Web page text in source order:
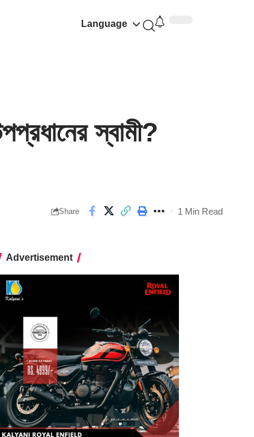
Language
স্বামী?
Share 1 Min Read
Advertisement